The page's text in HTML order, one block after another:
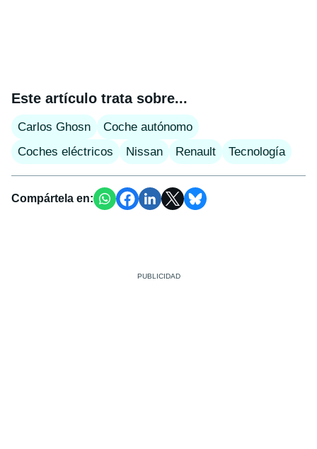
Este artículo trata sobre...
Carlos Ghosn
Coche autónomo
Coches eléctricos
Nissan Renault Tecnología
Compártela en: